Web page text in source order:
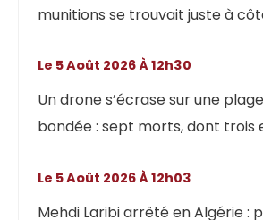
munitions se trouvait juste à
Un drone s’écrase sur une
bondée : sept morts, dont trois
Le 5 Août 2026 À 12h30
Mehdi Laribi arrêté en Algérie :
Le 5 Août 2026 À 12h03